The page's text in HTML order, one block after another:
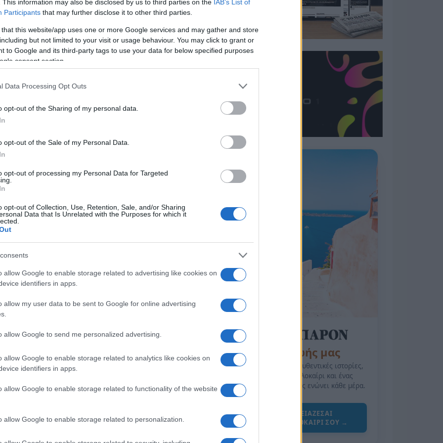
This information may also be disclosed by us to third parties on the IAB’s List of
Participants that may further disclose it to other third parties.
that this website/app uses one or more Google services and may gather and store
but not limited to your visit or usage behaviour. You may click to grant or
to Google and its third-party tags to use your data for below specified purposes
consent section.
Data Processing Opt Outs
opt-out of the Sharing of my personal data.
opt-out of the Sale of my Personal Data.
opt-out of processing my Personal Data for Targeted
opt-out of Collection, Use, Retention, Sale, and/or Sharing
Data that Is Unrelated with the Purposes for which it
allow Google to enable storage related to advertising like cookies on
identifiers in apps.
allow my user data to be sent to Google for online advertising
allow Google to send me personalized advertising.
allow Google to enable storage related to analytics like cookies on
identifiers in apps.
allow Google to enable storage related to functionality of the website
allow Google to enable storage related to personalization.
το 1952, ενώ παράλληλα είχε αρχίσει να ασχολείται
της ίδιας ημέρας, αναχώρησε για την Αφρική και
Εκεί έμαθε τις τοπικές διαλέκτους κι εργάστηκε
το του Ιησού: «…Πορευθέντες μαθητεύσατε πάντα τα
από μαλάρια, επανήλθε όμως αργότερα,
ιεραποστολής με τη συνεχή συμπαράσταση στα
Τιράνων και πάσης Aλβανίας. Το εκκλησιαστικό έργο
που του ανέθεσε το Οικουμενικό Πατριαρχείο για
Eκκλησίας της Aλβανίας, η οποία είχε καταρρεύσει
την «έχτισε» ξανά πέτρα-πέτρα. Ένα έργο τεράστιο.
τη Θεολογική-Ιερατική Σχολή «Aνάστασις» στο
Σταυρός» στο Αργυρόκαστρο, καθώς και 50 Κέντρα
145 νέους κληρικούς, ενώ φρόντισε για την
βιβλίων. Αναρίθμητα τα έργα του σ’ αυτή την Εκκλησία
-Α’ ΚΥΚΛΟΣ
ΛΑΜΠΟΥΝ ΓΙΑ ΠΑΝΤΑ» (Ε).
και πάσης Αλβανίας»
της Ζωής μας
Οι άνθρωποι, οι αυθεντικές ιστορίες,
το ελληνικό καλοκαίρι και ένας
πολιτισμός που μας ενώνει κάθε μέρα.
ΟΣΑ ΧΡΕΙΑΖΕΣΑΙ
ΓΙΑ ΤΟ ΚΑΛΟΚΑΙΡΙ ΣΟΥ →